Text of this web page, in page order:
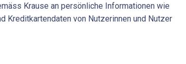
Krause an persönliche Informationen wie
Kreditkartendaten von Nutzerinnen und Nutzer